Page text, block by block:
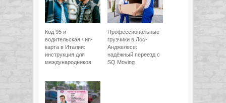
Код 95 и
водительская чип-
карта в Италии:
инструкция для
международников
Профессиональные
грузчики в Лос-
Анджелесе:
надёжный переезд с
SQ Moving